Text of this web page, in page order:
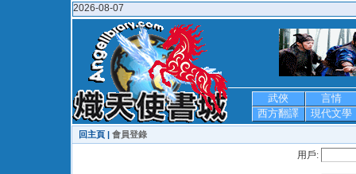
2026-08-07
武俠
言情
西方翻譯
現代文學
回主頁 | 會員登錄
用戶: